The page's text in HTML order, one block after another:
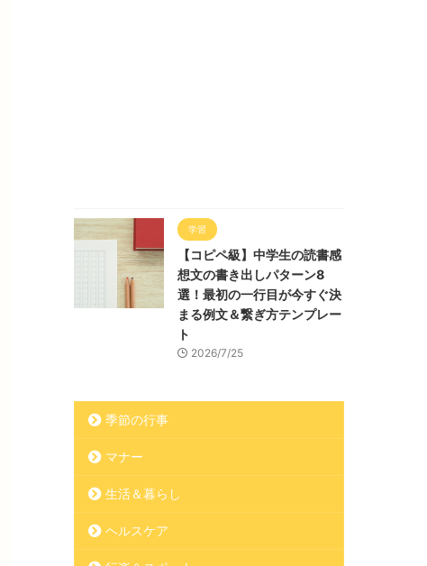
学習
【コピペ級】中学生の読書感
想文の書き出しパターン8
選！最初の一行目が今すぐ決
まる例文＆繋ぎ方テンプレー
ト
2026/7/25
季節の行事
マナー
生活＆暮らし
ヘルスケア